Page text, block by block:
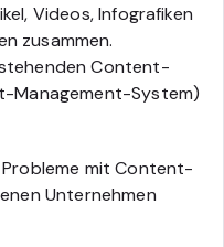
Videos, Infografiken
zusammen.
Content-
Management-System)
mit Content-
Unternehmen